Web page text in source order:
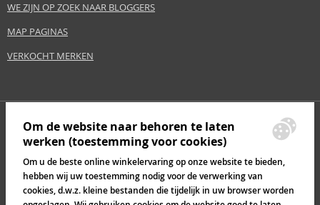
WE ZIJN OP ZOEK NAAR BLOGGERS
MAP PAGINAS
VERKOCHT MERKEN
Om de website naar behoren te laten
werken (toestemming voor cookies)
Om u de beste online winkelervaring op onze website te bieden,
hebben wij uw toestemming nodig voor de verwerking van
cookies, d.w.z. kleine bestanden die tijdelijk in uw browser worden